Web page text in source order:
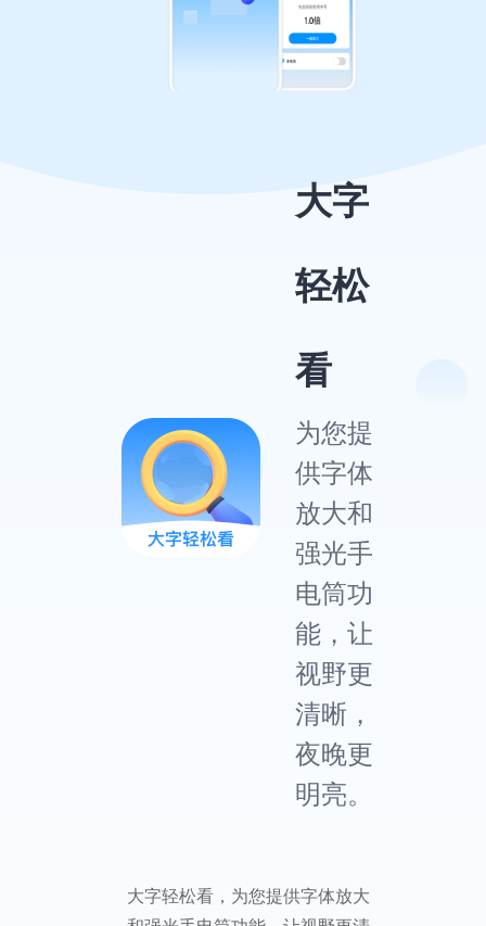
大字
轻松
看
为您提
供字体
放大和
强光手
电筒功
能，让
视野更
清晰，
夜晚更
明亮。
大字轻松看，为您提供字体放大